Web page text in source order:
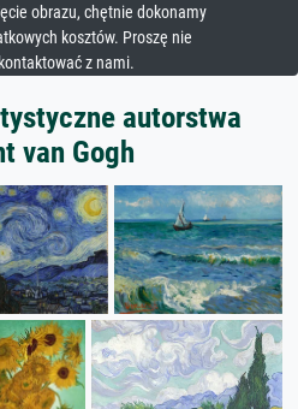
obrazu, chętnie dokonamy
kosztów. Proszę nie
z nami.
autorstwa
van Gogh